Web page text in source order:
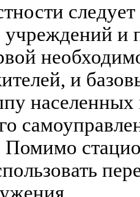
учреждений и
и
Помимо